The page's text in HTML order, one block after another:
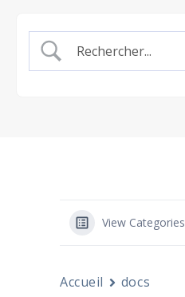
View Categories
Accueil docs